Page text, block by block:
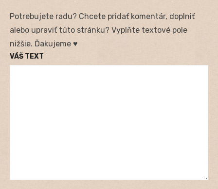
Potrebujete radu? Chcete pridať komentár, doplniť
alebo upraviť túto stránku? Vyplňte textové pole
nižšie. Ďakujeme ♥
VÁŠ TEXT